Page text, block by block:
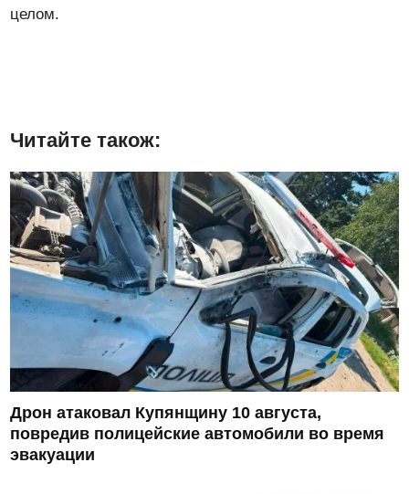
целом.
Читайте також:
Дрон атаковал Купянщину 10 августа,
повредив полицейские автомобили во время
эвакуации